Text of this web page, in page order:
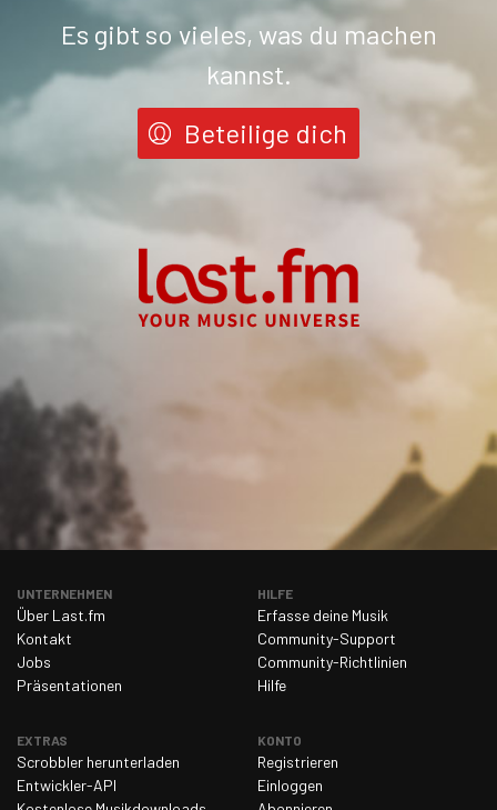
Es gibt so vieles, was du machen
kannst.
Beteilige dich
UNTERNEHMEN
Über Last.fm
Kontakt
Jobs
Präsentationen
HILFE
Erfasse deine Musik
Community-Support
Community-Richtlinien
Hilfe
EXTRAS
Scrobbler herunterladen
Entwickler-API
KONTO
Registrieren
Einloggen